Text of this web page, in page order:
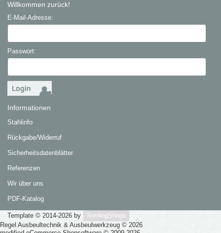
Willkommen zurück!
E-Mail-Adresse:
Passwort:
Informationen
Stahlinfo
Rückgabe/Widerruf
Sicherheitsdatenblätter
Referenzen
Wir über uns
PDF-Katalog
Template © 2014-2026 by
SmilingShops
Regel Ausbeultechnik & Ausbeulwerkzeug © 2026